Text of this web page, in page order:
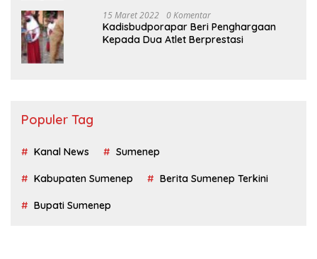
15 Maret 2022 0 Komentar
Kadisbudporapar Beri Penghargaan
Kepada Dua Atlet Berprestasi
Populer Tag
Kanal News Sumenep
Kabupaten Sumenep Berita Sumenep Terkini
Bupati Sumenep